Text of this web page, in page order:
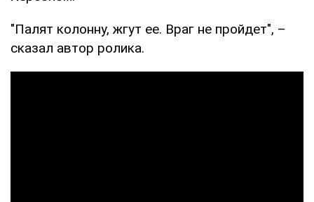
"Палят колонну, жгут ее. Враг не пройдет", –
сказал автор ролика.